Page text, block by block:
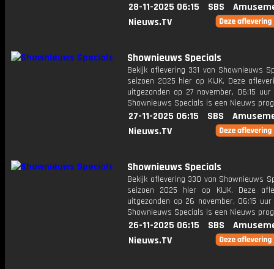
28-11-2025 06:15 SBS
Nieuws.TV
Shownieuws Specials
Bekijk aflevering 331 van Shownieuws
seizoen 2025 hier op KIJK. Deze
uitgezonden op 27 november, 06:15
Shownieuws Specials is een Nieuws
27-11-2025 06:15 SBS
Nieuws.TV
Shownieuws Specials
Bekijk aflevering 330 van Shownieuws
seizoen 2025 hier op KIJK. Deze
uitgezonden op 26 november, 06:15
Shownieuws Specials is een Nieuws
26-11-2025 06:15 SBS
Nieuws.TV